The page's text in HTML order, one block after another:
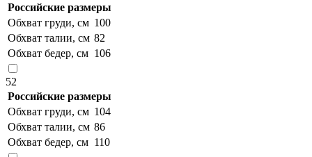
Российские размеры
Обхват груди, см 100
Обхват талии, см 82
Обхват бедер, см 106
52
Российские размеры
Обхват груди, см 104
Обхват талии, см 86
Обхват бедер, см 110